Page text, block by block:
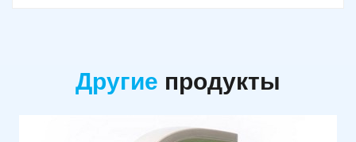
Другие продукты